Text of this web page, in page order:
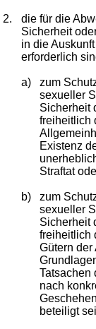
2.
die für die
Sicherheit
in die
erforderlich
a)
zum
sexueller
Sicherheit
freiheitlich
Existenz
Straftat
b)
zum
sexueller
Sicherheit
freiheitlich
Gütern
Tatsachen
nach
beteiligt